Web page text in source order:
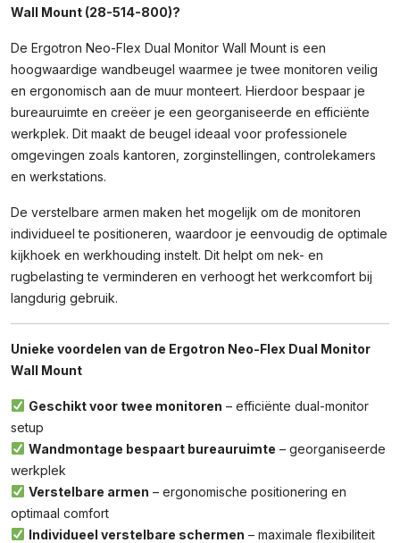
Wall Mount (28-514-800)?
De Ergotron Neo-Flex Dual Monitor Wall Mount is een
hoogwaardige wandbeugel waarmee je twee monitoren veilig
en ergonomisch aan de muur monteert. Hierdoor bespaar je
bureauruimte en creëer je een georganiseerde en efficiënte
werkplek. Dit maakt de beugel ideaal voor professionele
omgevingen zoals kantoren, zorginstellingen, controlekamers
en werkstations.
De verstelbare armen maken het mogelijk om de monitoren
individueel te positioneren, waardoor je eenvoudig de optimale
kijkhoek en werkhouding instelt. Dit helpt om nek- en
rugbelasting te verminderen en verhoogt het werkcomfort bij
langdurig gebruik.
Unieke voordelen van de Ergotron Neo-Flex Dual Monitor
Wall Mount
Geschikt voor twee monitoren – efficiënte dual-monitor
setup
Wandmontage bespaart bureauruimte – georganiseerde
werkplek
Verstelbare armen – ergonomische positionering en
optimaal comfort
Individueel verstelbare schermen – maximale flexibiliteit